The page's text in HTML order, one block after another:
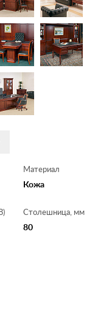
Материал
Кожа
Столешница, мм
80